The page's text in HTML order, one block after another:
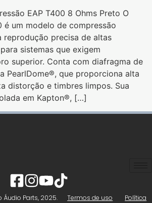
EAP T400 8 Ohms Preto O
é um modelo de compressão
reprodução precisa de altas
sistemas que exigem
superior. Conta com diafragma de
PearlDome®, que proporciona alta
distorção e timbres limpos. Sua
em Kapton®, […]
Parts, 2025.
Termos de uso
Política